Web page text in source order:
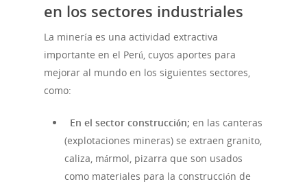
en los sectores industriales
La minería es una actividad extractiva
importante en el Perú, cuyos aportes para
mejorar al mundo en los siguientes sectores,
como:
En el sector construcción; en las canteras
(explotaciones mineras) se extraen granito,
caliza, mármol, pizarra que son usados
como materiales para la construcción de